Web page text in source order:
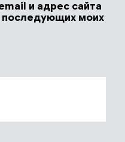
и адрес сайта
последующих моих